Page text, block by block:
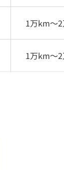
1万km〜
1万km〜